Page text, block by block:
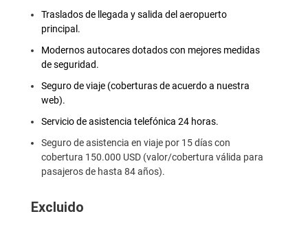
Traslados de llegada y salida del aeropuerto
principal.
Modernos autocares dotados con mejores medidas
de seguridad.
Seguro de viaje (coberturas de acuerdo a nuestra
web).
Servicio de asistencia telefónica 24 horas.
Seguro de asistencia en viaje por 15 días con
cobertura 150.000 USD (valor/cobertura válida para
pasajeros de hasta 84 años).
Excluido